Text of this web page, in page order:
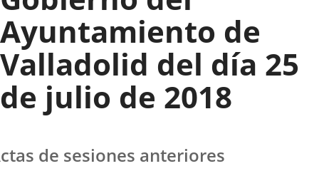
Ayuntamiento de
Valladolid del día 25
de julio de 2018
de sesiones anteriores